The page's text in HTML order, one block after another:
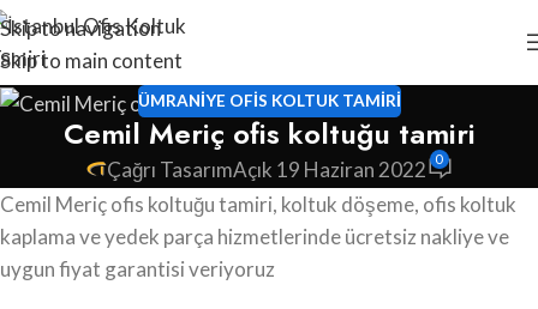
Skip to navigation
Skip to main content
ÜMRANIYE OFIS KOLTUK TAMIRI
Cemil Meriç ofis koltuğu tamiri
Çağrı TasarımAçık 19 Haziran 2022 0
Cemil Meriç ofis koltuğu tamiri, koltuk döşeme, ofis koltuk
kaplama ve yedek parça hizmetlerinde ücretsiz nakliye ve
uygun fiyat garantisi veriyoruz